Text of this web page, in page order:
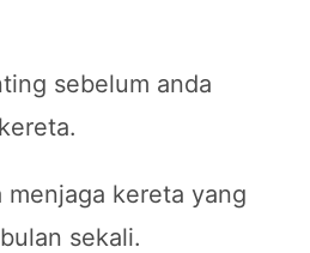
sebelum anda
menjaga kereta yang
sekali.